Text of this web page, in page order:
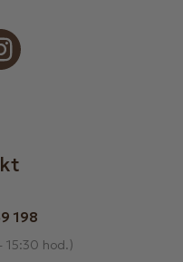
198
15:30 hod.)